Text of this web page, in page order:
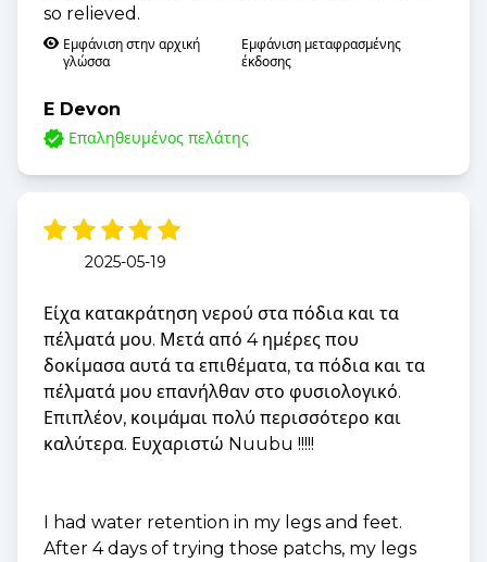
so relieved.
Εμφάνιση στην αρχική
γλώσσα
Εμφάνιση μεταφρασμένης
έκδοσης
E Devon
Επαληθευμένος πελάτης
2025-05-19
Είχα κατακράτηση νερού στα πόδια και τα
πέλματά μου. Μετά από 4 ημέρες που
δοκίμασα αυτά τα επιθέματα, τα πόδια και τα
πέλματά μου επανήλθαν στο φυσιολογικό.
Επιπλέον, κοιμάμαι πολύ περισσότερο και
καλύτερα. Ευχαριστώ Nuubu !!!!!
I had water retention in my legs and feet.
After 4 days of trying those patchs, my legs